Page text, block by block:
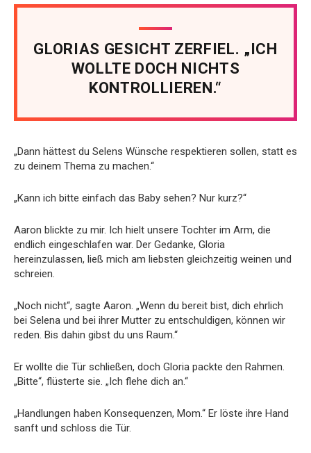
GLORIAS GESICHT ZERFIEL. „ICH
WOLLTE DOCH NICHTS
KONTROLLIEREN.“
„Dann hättest du Selens Wünsche respektieren sollen, statt es
zu deinem Thema zu machen.“
„Kann ich bitte einfach das Baby sehen? Nur kurz?“
Aaron blickte zu mir. Ich hielt unsere Tochter im Arm, die
endlich eingeschlafen war. Der Gedanke, Gloria
hereinzulassen, ließ mich am liebsten gleichzeitig weinen und
schreien.
„Noch nicht“, sagte Aaron. „Wenn du bereit bist, dich ehrlich
bei Selena und bei ihrer Mutter zu entschuldigen, können wir
reden. Bis dahin gibst du uns Raum.“
Er wollte die Tür schließen, doch Gloria packte den Rahmen.
„Bitte“, flüsterte sie. „Ich flehe dich an.“
„Handlungen haben Konsequenzen, Mom.“ Er löste ihre Hand
sanft und schloss die Tür.